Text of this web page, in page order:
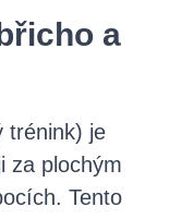
a
trénink) je
za plochým
Tento